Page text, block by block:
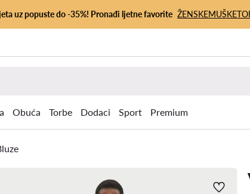
uz popuste do -35%! Pronađi ljetne favorite ŽENSKEMUŠKE
Obuća Torbe Dodaci Sport Premium